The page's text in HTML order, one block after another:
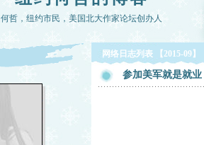
何哲，纽约市民，美国北大作家论坛创办人
网络日志列表 【2015-09】
参加美军就是就业